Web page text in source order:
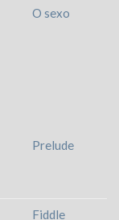
O sexo
Prelude
Fiddle